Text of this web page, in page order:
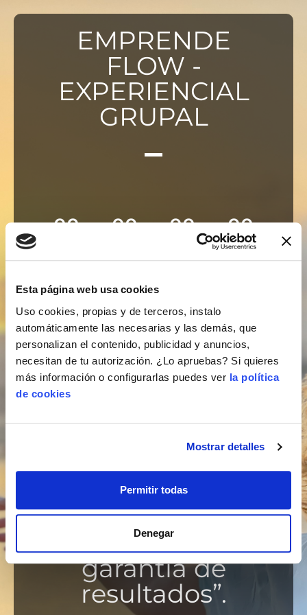
Esta página web usa cookies
Uso cookies, propias y de terceros, instalo
automáticamente las necesarias y las demás, que
personalizan el contenido, publicidad y anuncios,
necesitan de tu autorización. ¿Lo apruebas? Si quieres
más información o configurarlas puedes ver la política
de cookies
Mostrar detalles
Permitir todas
Denegar
EMPRENDE
FLOW -
EXPERIENCIAL
GRUPAL
00 00 00
MINUTOS
00
SEGUNDOS
"Este Producto
no garantiza la
obtención de
resultados.
Cualquier
referencia al
desempeño de
una estrategia no
debe ser
interpretada
como una
garantía de
resultados”.